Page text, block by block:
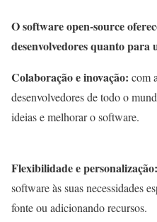
O software open-source
desenvolvedores quanto para
Colaboração e inovação: com
desenvolvedores de todo o
ideias e melhorar o software.
Flexibilidade e personalização:
software às suas necessidades
fonte ou adicionando recursos.